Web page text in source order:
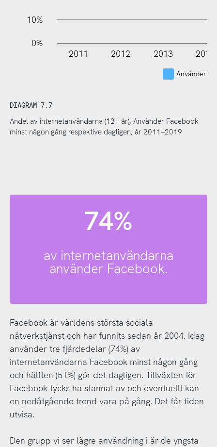
10%
0%
2011 2012 2013 2014
Använder
DIAGRAM 7.7
Andel av internetanvändarna (12+ år), Använder Facebook
minst någon gång respektive dagligen, år 2011–2019
74%
av internetanvändarna
använder Facebook.
Facebook är världens största sociala
nätverkstjänst och har funnits sedan år 2004. Idag
använder tre fjärdedelar (74%) av
internetanvändarna Facebook minst någon gång
och hälften (51%) gör det dagligen. Tillväxten för
Facebook tycks ha stannat av och eventuellt kan
en nedåtgående trend vara på gång. Det får tiden
utvisa.
Den grupp vi ser lägre användning i är de yngsta